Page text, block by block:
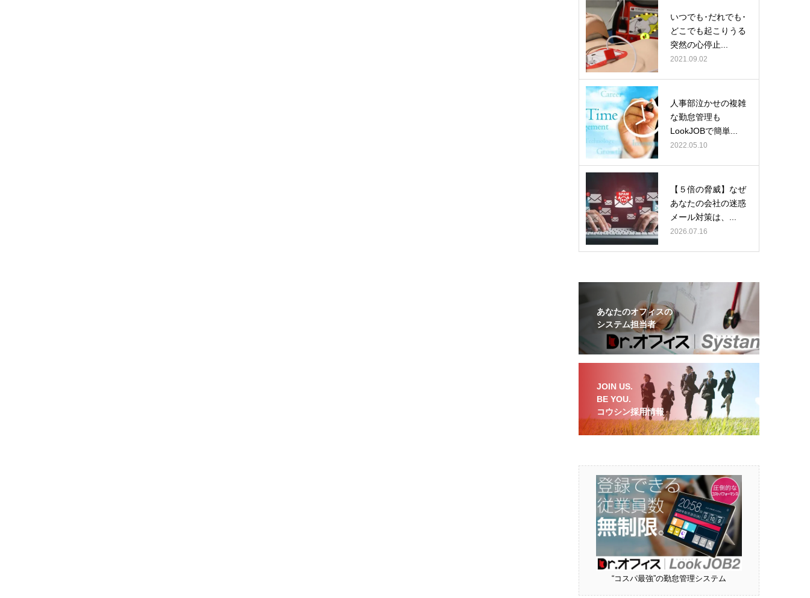
いつでも･だれでも･
どこでも起こりうる
突然の心停止...
2021.09.02
人事部泣かせの複雑
な勤怠管理も
LookJOBで簡単...
2022.05.10
【５倍の脅威】なぜ
あなたの会社の迷惑
メール対策は、...
2026.07.16
あなたのオフィスの
システム担当者
JOIN US.
BE YOU.
コウシン採用情報
“コスパ最強”の勤怠管理システム